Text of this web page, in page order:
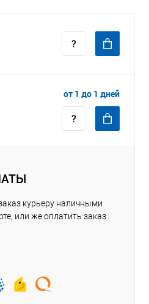
от 1 до 1 дней
курьеру наличными
или же оплатить заказ